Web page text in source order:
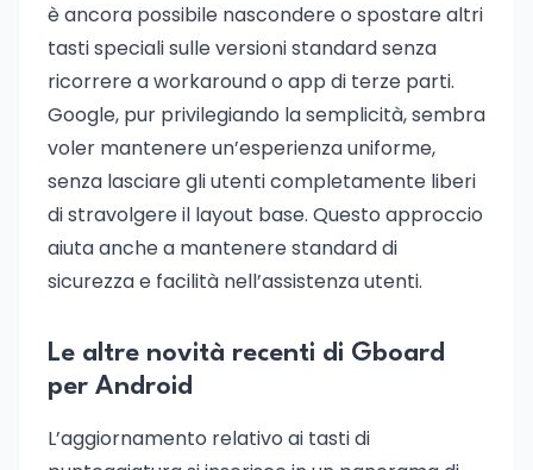
è ancora possibile nascondere o spostare altri
tasti speciali sulle versioni standard senza
ricorrere a workaround o app di terze parti.
Google, pur privilegiando la semplicità, sembra
voler mantenere un’esperienza uniforme,
senza lasciare gli utenti completamente liberi
di stravolgere il layout base. Questo approccio
aiuta anche a mantenere standard di
sicurezza e facilità nell’assistenza utenti.
Le altre novità recenti di Gboard
per Android
L’aggiornamento relativo ai tasti di